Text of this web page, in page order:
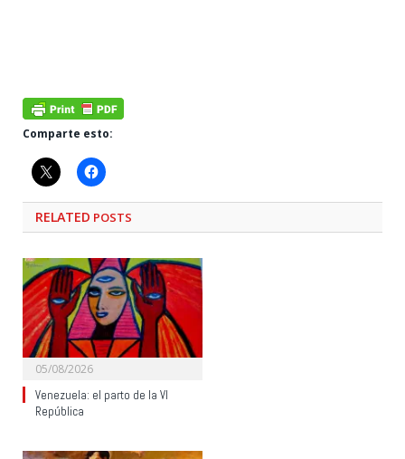
Comparte esto:
RELATED POSTS
05/08/2026
Venezuela: el parto de la VI
República